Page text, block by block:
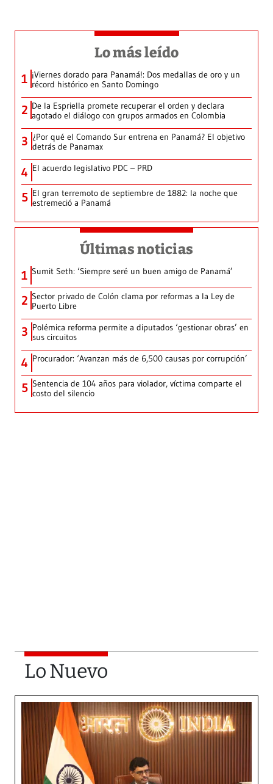
Lo más leído
1 ¡Viernes dorado para Panamá!: Dos medallas de oro y un
récord histórico en Santo Domingo
2 De la Espriella promete recuperar el orden y declara
agotado el diálogo con grupos armados en Colombia
3 ¿Por qué el Comando Sur entrena en Panamá? El objetivo
detrás de Panamax
4 El acuerdo legislativo PDC – PRD
5 El gran terremoto de septiembre de 1882: la noche que
estremeció a Panamá
Últimas noticias
1 Sumit Seth: ‘Siempre seré un buen amigo de Panamá’
2 Sector privado de Colón clama por reformas a la Ley de
Puerto Libre
3 Polémica reforma permite a diputados ‘gestionar obras’ en
sus circuitos
4 Procurador: ‘Avanzan más de 6,500 causas por corrupción’
5 Sentencia de 104 años para violador, víctima comparte el
costo del silencio
Lo Nuevo